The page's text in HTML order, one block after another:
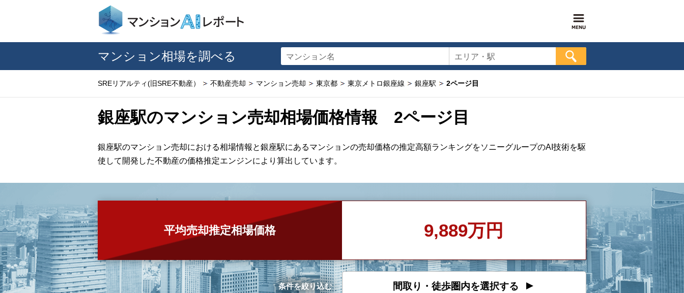
マンション相場を調べる マンション名 エリア・駅
SREリアルティ(旧SRE不動産） 不動産売却 マンション売却 東京都 東京メトロ銀座線 銀座駅 2ページ目
銀座駅のマンション売却相場価格情報 2ページ目
銀座駅のマンション売却における相場情報と銀座駅にあるマンションの売却価格の推定高額ランキングをソニーグループのAI技術を駆
使して開発した不動産の価格推定エンジンにより算出しています。
平均売却推定相場価格 9,889万円
条件を絞り込む 間取り・徒歩圏内を選択する